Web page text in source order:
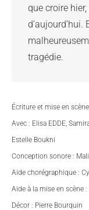
que croire
d’aujourd’hui.
tragédie.
Écriture et mise en
Avec : Elisa EDDE,
Estelle Boukni
Conception sonore :
Aide chorégraphique :
Aide à la mise en scène
Décor : Pierre Bourquin